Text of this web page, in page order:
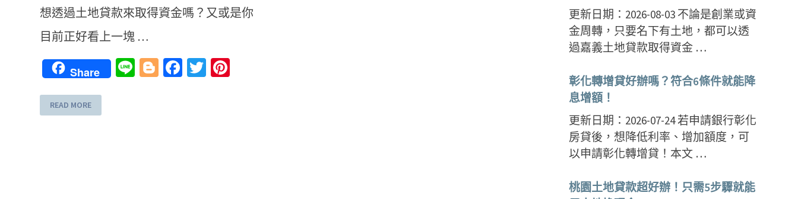
想透過土地貸款來取得資金嗎？又或是你
目前正好看上一塊 …
Share LineBlogger
Facebook
Twitter
READ MORE
更新日期：2026-08-03 不論是創業或資
金周轉，只要名下有土地，都可以透
過嘉義土地貸款取得資金 …
彰化轉增貸好辦嗎？符合6條件就能降
息增額！
更新日期：2026-07-24 若申請銀行彰化
房貸後，想降低利率、增加額度，可
以申請彰化轉增貸！本文 …
桃園土地貸款超好辦！只需5步驟就能